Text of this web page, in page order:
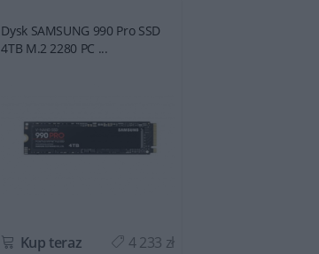
Dysk SAMSUNG 990 Pro SSD
4TB M.2 2280 PC ...
Kup teraz 4 233 zł